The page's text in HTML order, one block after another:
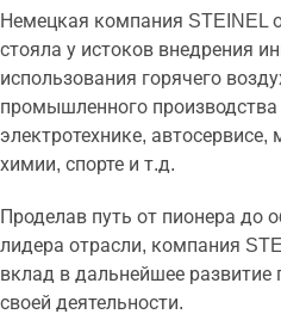
Немецкая компания STEINEL
стояла у истоков внедрения
использования горячего
промышленного производства
электротехнике, автосервисе,
химии, спорте и т.д.
Проделав путь от пионера до
лидера отрасли, компания
вклад в дальнейшее развитие
своей деятельности.